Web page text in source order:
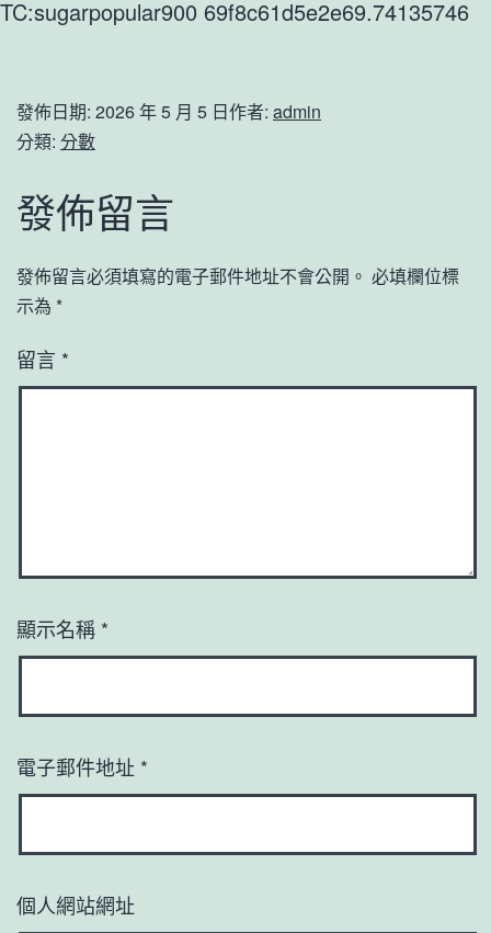
TC:sugarpopular900 69f8c61d5e2e69.74135746
發佈日期: 2026 年 5 月 5 日作者: admin
分類: 分數
發佈留言
發佈留言必須填寫的電子郵件地址不會公開。 必填欄位標
示為 *
留言 *
顯示名稱 *
電子郵件地址 *
個人網站網址